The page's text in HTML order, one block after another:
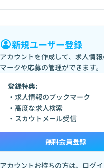
新規ユーザー登録
アカウントを作成して、求人情
マークや応募の管理ができます。
登録特典:
・求人情報のブックマーク
・高度な求人検索
・スカウトメール受信
無料会員登録
アカウントお持ちの方は、 ログ